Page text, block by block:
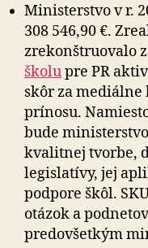
Ministerstvo v r.
308 546,90 €.
zrekonštruovalo
školupre PR
skôr za
prínosu.
bude
kvalitnej tvorbe,
legislatívy, jej
podpore škôl.
otázok a
predovšetkým